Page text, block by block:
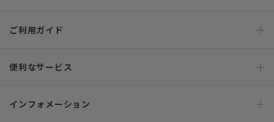
ご利用ガイド
便利なサービス
インフォメーション